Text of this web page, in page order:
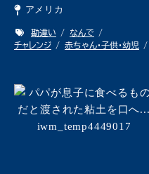
アメリカ
勘違い
なんで
チャレンジ
赤ちゃん・子供・幼児